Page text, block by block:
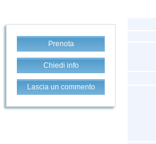
Prenota
Chiedi info
Lascia un commento